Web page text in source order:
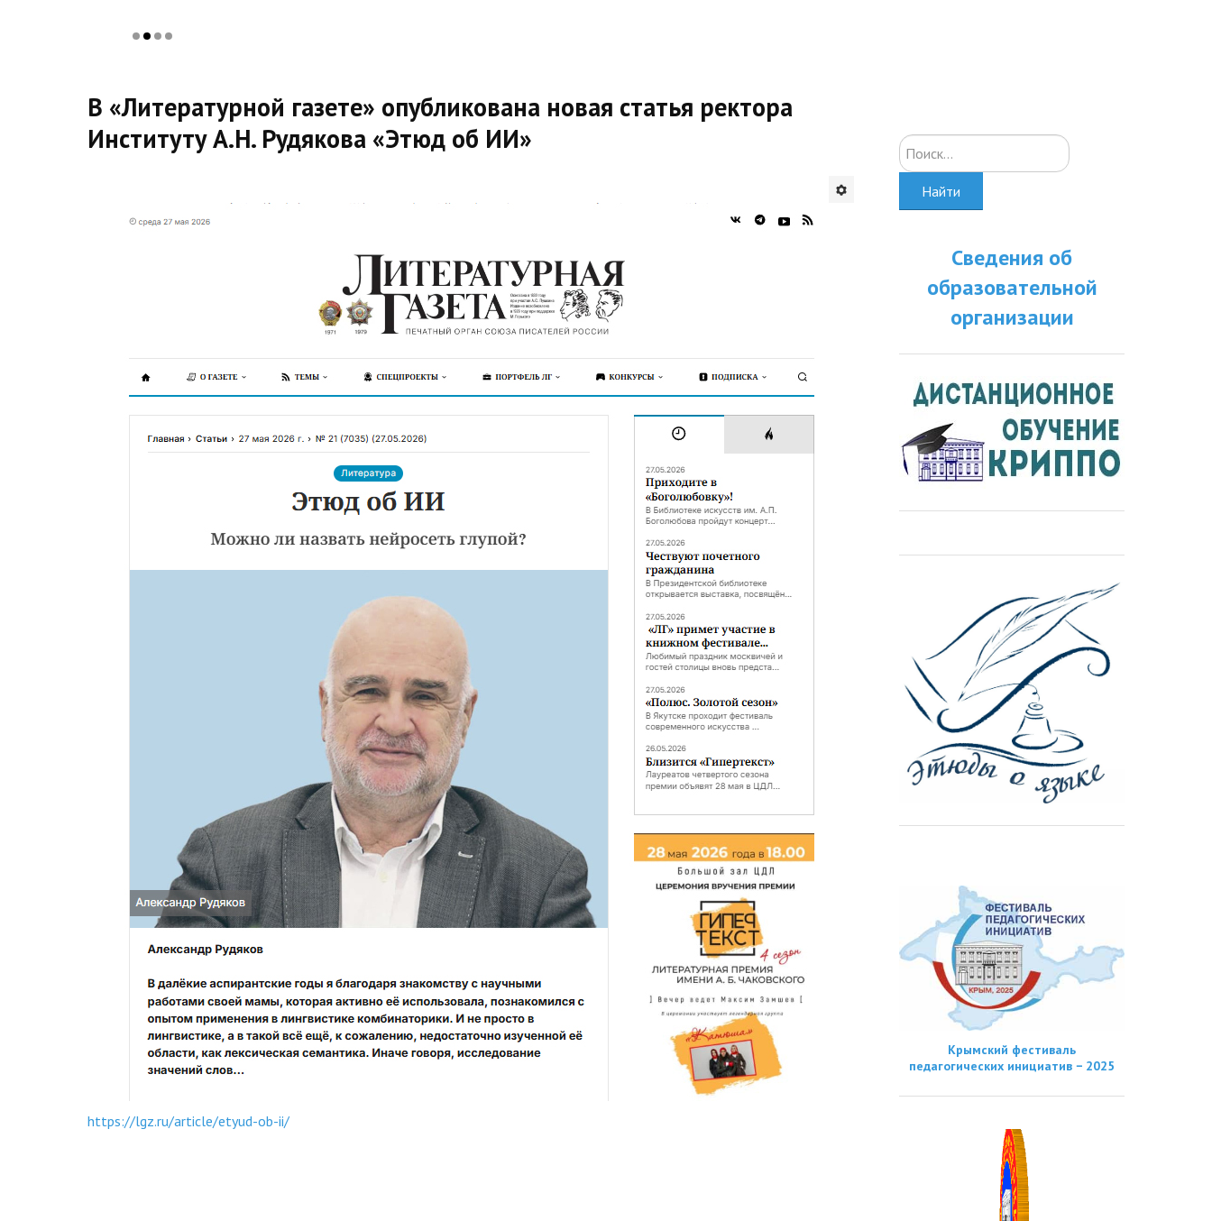
В «Литературной газете» опубликована новая статья ректора
Институту А.Н. Рудякова «Этюд об ИИ»
https://lgz.ru/article/etyud-ob-ii/
Искать...
Найти
Сведения об
образовательной
организации
Крымский фестиваль
педагогических инициатив − 2025